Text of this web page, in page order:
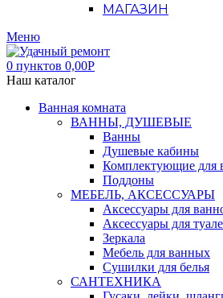
МАГАЗИН
Меню
0 пунктов 0,00Р
Наш каталог
Ванная комната
ВАННЫ, ДУШЕВЫЕ
Ванны
Душевые кабины
Комплектующие для
Поддоны
МЕБЕЛЬ, АКСЕССУАРЫ
Аксессуары для
Аксессуары для
Зеркала
Мебель для ванных
Сушилки для белья
САНТЕХНИКА